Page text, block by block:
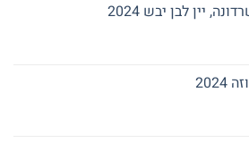
יין לבן יבש 2024